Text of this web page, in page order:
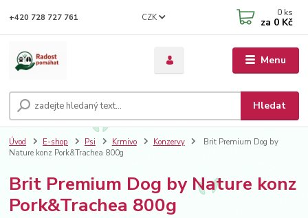
Menu
CZK
Hledat
+420 728 727 761 0 ks
za 0 Kč
Úvod E-shop Psi Krmivo Konzervy
Brit Premium Dog by
Nature konz Pork&Trachea 800g
Brit Premium Dog by Nature konz
Pork&Trachea 800g